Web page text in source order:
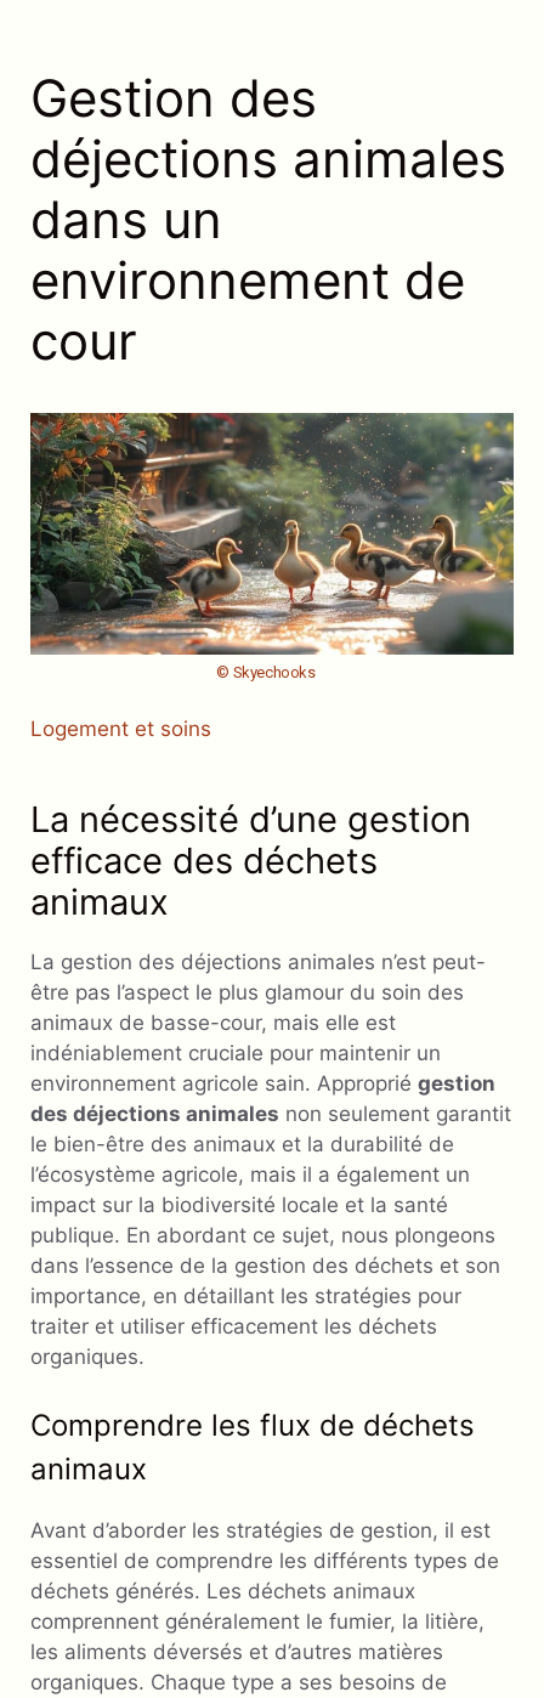
Gestion des
déjections animales
dans un
environnement de
cour
© Skyechooks
Logement et soins
La nécessité d’une gestion
efficace des déchets
animaux
La gestion des déjections animales n’est peut-
être pas l’aspect le plus glamour du soin des
animaux de basse-cour, mais elle est
indéniablement cruciale pour maintenir un
environnement agricole sain. Approprié gestion
des déjections animales non seulement garantit
le bien-être des animaux et la durabilité de
l’écosystème agricole, mais il a également un
impact sur la biodiversité locale et la santé
publique. En abordant ce sujet, nous plongeons
dans l’essence de la gestion des déchets et son
importance, en détaillant les stratégies pour
traiter et utiliser efficacement les déchets
organiques.
Comprendre les flux de déchets
animaux
Avant d’aborder les stratégies de gestion, il est
essentiel de comprendre les différents types de
déchets générés. Les déchets animaux
comprennent généralement le fumier, la litière,
les aliments déversés et d’autres matières
organiques. Chaque type a ses besoins de